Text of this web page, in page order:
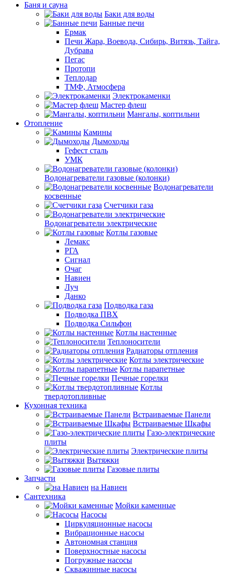
Баня и сауна
Баки для воды
Банные печи
Ермак
Печи Жара, Воевода, Сибирь, Витязь, Тайга,
Дубрава
Пегас
Протопи
Теплодар
ТМФ, Атмосфера
Электрокаменки
Мастер флеш
Мангалы, коптильни
Отопление
Камины
Дымоходы
Гефест сталь
УМК
Водонагреватели газовые (колонки)
Водонагреватели
косвенные
Счетчики газа
Водонагреватели электрические
Котлы газовые
Лемакс
РГА
Сигнал
Очаг
Навиен
Луч
Данко
Подводка газа
Подводка ПВХ
Подводка Сильфон
Котлы настенные
Теплоносители
Радиаторы отпления
Котлы электрические
Котлы парапетные
Печные горелки
Котлы
твердотопливные
Кухонная техника
Встраиваемые Панели
Встраиваемые Шкафы
Газо-электрические
плиты
Электрические плиты
Вытяжки
Газовые плиты
Запчасти
на Навиен
Сантехника
Мойки каменные
Насосы
Циркуляционные насосы
Вибрационные насосы
Автономная станция
Поверхностные насосы
Погружные насосы
Скважинные насосы